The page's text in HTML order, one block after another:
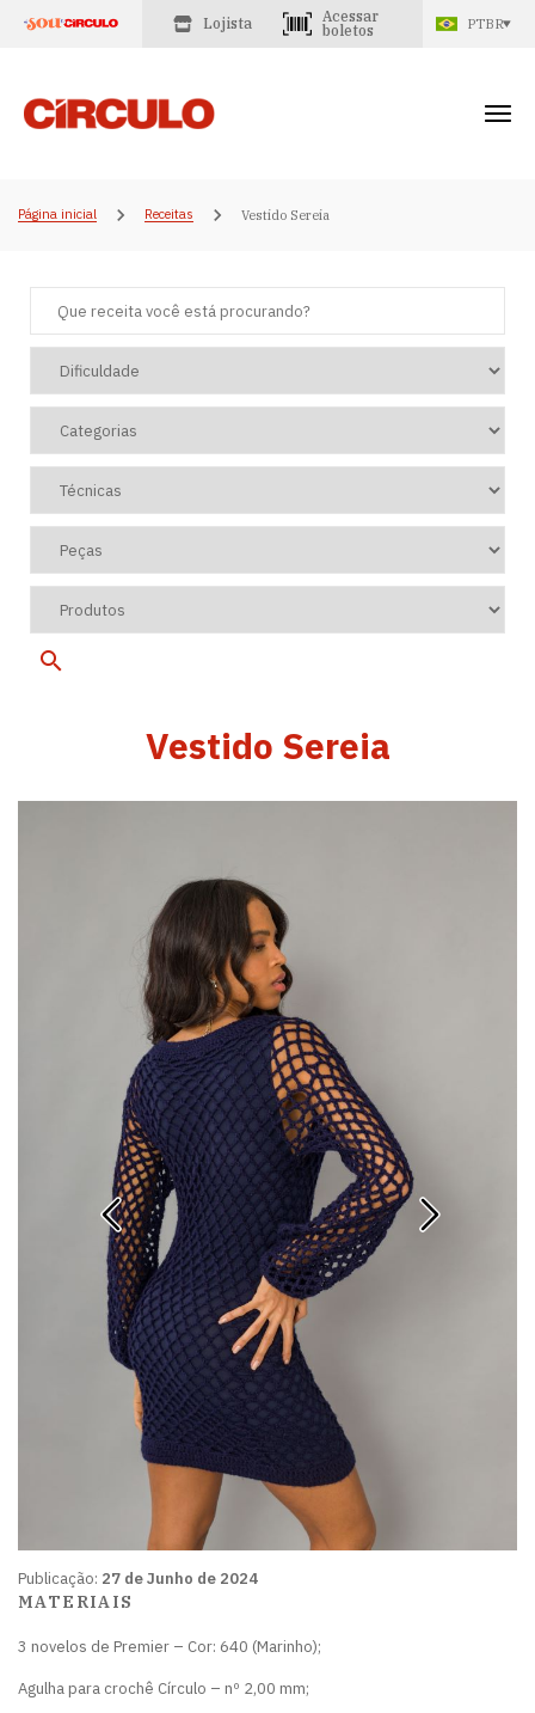
Lojista
Acessar
boletos
PTBR
Página inicial Receitas Vestido Sereia
Vestido Sereia
Publicação: 27 de Junho de 2024
MATERIAIS
3 novelos de Premier – Cor: 640 (Marinho);
Agulha para crochê Círculo – nº 2,00 mm;